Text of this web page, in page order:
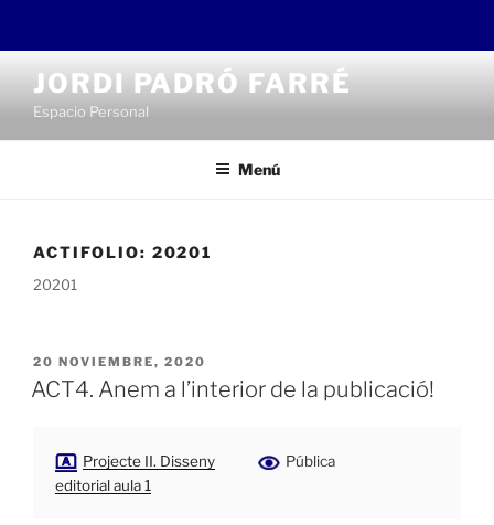
contenido
JORDI PADRÓ FARRÉ
Espacio Personal
Menú
ACTIFOLIO: 20201
20201
PUBLICADO
EL
20 NOVIEMBRE, 2020
ACT4. Anem a l’interior de la publicació!
Projecte II. Disseny
editorial aula 1
Pública